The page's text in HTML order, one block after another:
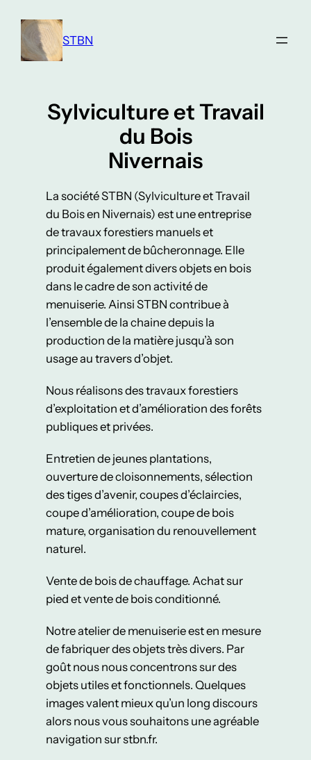
content
STBN
Sylviculture et Travail
du Bois
Nivernais
La société STBN (Sylviculture et Travail
du Bois en Nivernais) est une entreprise
de travaux forestiers manuels et
principalement de bûcheronnage. Elle
produit également divers objets en bois
dans le cadre de son activité de
menuiserie. Ainsi STBN contribue à
l’ensemble de la chaine depuis la
production de la matière jusqu’à son
usage au travers d’objet.
Nous réalisons des travaux forestiers
d’exploitation et d’amélioration des forêts
publiques et privées.
Entretien de jeunes plantations,
ouverture de cloisonnements, sélection
des tiges d’avenir, coupes d’éclaircies,
coupe d’amélioration, coupe de bois
mature, organisation du renouvellement
naturel.
Vente de bois de chauffage. Achat sur
pied et vente de bois conditionné.
Notre atelier de menuiserie est en mesure
de fabriquer des objets très divers. Par
goût nous nous concentrons sur des
objets utiles et fonctionnels. Quelques
images valent mieux qu’un long discours
alors nous vous souhaitons une agréable
navigation sur stbn.fr.